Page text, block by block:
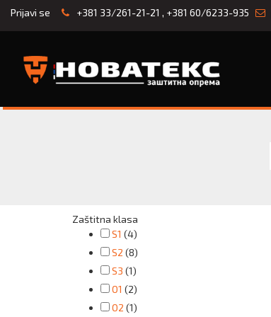
Prijavi se +381 33/261-21-21 , +381 60/6233-935
Zaštitna klasa
S1 (4)
S2 (8)
S3 (1)
O1 (2)
O2 (1)